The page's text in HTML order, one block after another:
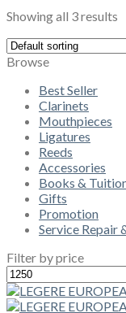
Showing all 3 results
Browse
Best Seller
Clarinets
Mouthpieces
Ligatures
Reeds
Accessories
Books &
Gifts
Promotion
Service Repair
Filter by price
Min
price